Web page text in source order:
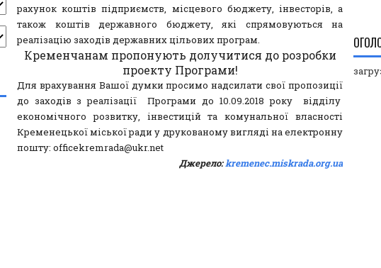
рахунок коштів підприємств, місцевого бюджету, інвесторів, а
також коштів державного бюджету, які спрямовуються на
реалізацію заходів державних цільових програм.
Кременчанам пропонують долучитися до розробки
проекту Програми!
Для врахування Вашої думки просимо надсилати свої пропозиції
до заходів з реалізації Програми до 10.09.2018 року відділу
економічного розвитку, інвестицій та комунальної власності
Кременецької міської ради у друкованому вигляді на електронну
пошту: officekremrada@ukr.net
Джерело:kremenec.miskrada.org.ua